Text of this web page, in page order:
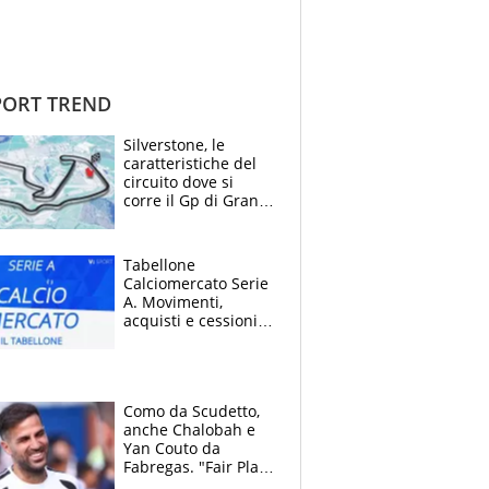
TREND
Silverstone, le
caratteristiche del
circuito dove si
corre il Gp di Gran
Tabellone
Calciomercato Serie
A. Movimenti,
acquisti e cessioni:
Como da Scudetto,
anche Chalobah e
Yan Couto da
Fabregas. "Fair Play